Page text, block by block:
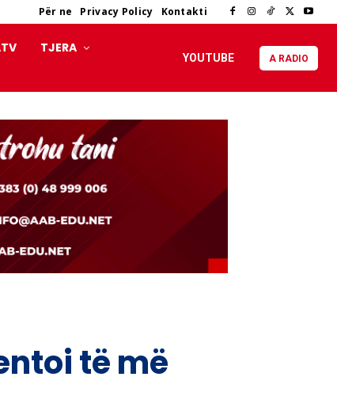
Për ne Privacy Policy Kontakti
TJERA
YOUTUBE A RADIO
të më